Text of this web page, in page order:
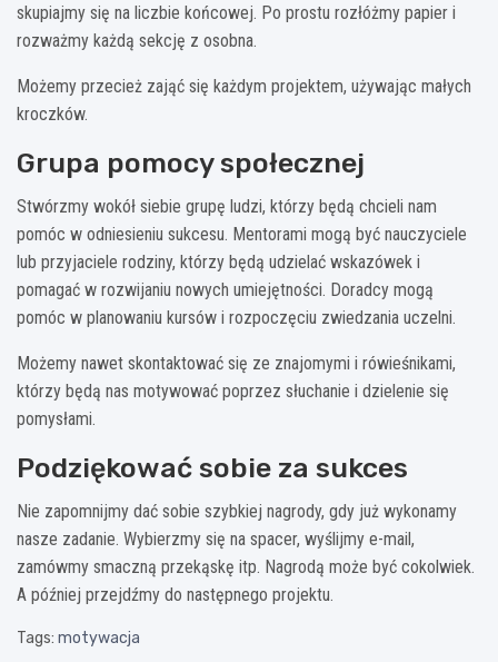
skupiajmy się na liczbie końcowej. Po prostu rozłóżmy papier i
rozważmy każdą sekcję z osobna.
Możemy przecież zająć się każdym projektem, używając małych
kroczków.
Grupa pomocy społecznej
Stwórzmy wokół siebie grupę ludzi, którzy będą chcieli nam
pomóc w odniesieniu sukcesu. Mentorami mogą być nauczyciele
lub przyjaciele rodziny, którzy będą udzielać wskazówek i
pomagać w rozwijaniu nowych umiejętności. Doradcy mogą
pomóc w planowaniu kursów i rozpoczęciu zwiedzania uczelni.
Możemy nawet skontaktować się ze znajomymi i rówieśnikami,
którzy będą nas motywować poprzez słuchanie i dzielenie się
pomysłami.
Podziękować sobie za sukces
Nie zapomnijmy dać sobie szybkiej nagrody, gdy już wykonamy
nasze zadanie. Wybierzmy się na spacer, wyślijmy e-mail,
zamówmy smaczną przekąskę itp. Nagrodą może być cokolwiek.
A później przejdźmy do następnego projektu.
Tags: motywacja